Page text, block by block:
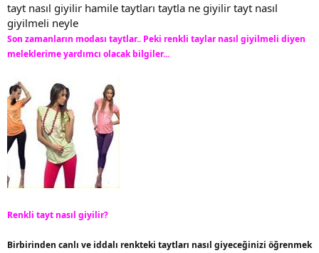
l
a
t
a
a
i
h
tayt nasıl giyilir hamile taytları taytla ne giyilir tayt nasıl
giyilmeli neyle
Son zamanların modası taytlar.. Peki renkli taylar nasıl giyilmeli diyen
meleklerime yardımcı olacak bilgiler...
Renkli tayt nasıl giyilir?
Birbirinden canlı ve iddalı renkteki taytları nasıl giyeceğinizi öğrenmek